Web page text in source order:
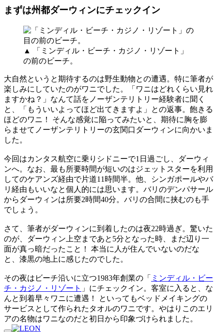
まずは州都ダーウィンにチェックイン
▲ 「ミンディル・ビーチ・カジノ・リゾート」
の前のビーチ。
大自然というと期待するのは野生動物との遭遇。特に筆者が
楽しみにしていたのがワニでした。「ワニはどれくらい見れ
ますかね？」なんて話をノーザンテリトリー経験者に聞く
と、「もういいよってほど出てきますよ」との返事。飽きる
ほどのワニ！ そんな感覚に陥ってみたいと、期待に胸を膨
らませてノーザンテリトリーの玄関口ダーウィンに向かいま
した。
今回はカンタス航空に乗りシドニーで1日過ごし、ダーウィ
ンへ。なお、最も所要時間が短いのはジェットスターを利用
してのケアンズ経由で片道11時間半。他、シンガポールやバ
リ経由もいいなと個人的には思います。バリのデンパサール
からダーウィンは所要2時間40分。バリの合間に挟むのも手
でしょう。
さて、筆者がダーウィンに到着したのは夜22時過ぎ。驚いた
のが、ダーウィン上空まであと5分となった時、まだ辺り一
面が真っ暗だったこと！ 本当に人が住んでいないのだな
と、漆黒の地上に感じたのでした。
その夜はビーチ沿いに立つ1983年創業の「 ミンディル・ビー
チ・カジノ・リゾート 」にチェックイン。客室に入ると、な
んと到着早々ワニに遭遇！ といってもベッドメイキングの
サービスとして作られたタオルのワニです。やはりこのエリ
アの名物はワニなのだと初日から印象づけられました。